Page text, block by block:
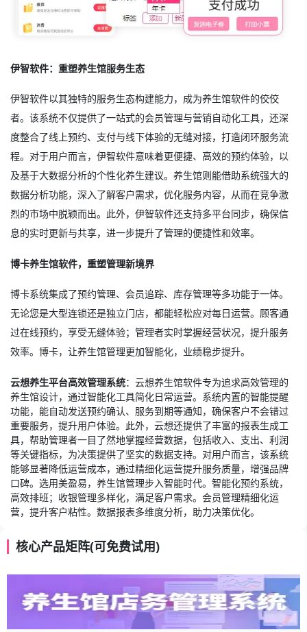
伊智软件：重塑养生馆服务生态
伊智软件以其独特的服务生态构建能力，成为养生馆软件的佼佼
者。该系统不仅提供了一站式的会员管理与营销自动化工具，还深
度整合了线上预约、支付与线下体验的无缝对接，打造闭环服务流
程。对于用户而言，伊智软件意味着更便捷、高效的预约体验，以
及基于大数据分析的个性化养生建议。养生馆则能借助系统强大的
数据分析功能，深入了解客户需求，优化服务内容，从而在竞争激
烈的市场中脱颖而出。此外，伊智软件还支持多平台同步，确保信
息的实时更新与共享，进一步提升了管理的便捷性和效率。
博卡养生馆软件，重塑管理新境界
博卡系统集成了预约管理、会员追踪、库存管理等多功能于一体。
无论您是大型连锁还是独立门店，都能轻松应对每日运营。顾客通
过在线预约，享受无缝体验；管理者实时掌握经营状况，提升服务
效率。博卡，让养生馆管理更加智能化，业绩稳步提升。
云想养生平台高效管理系统：云想养生馆软件专为追求高效管理的
养生馆设计，通过智能化工具简化日常运营。系统内置的智能提醒
功能，能自动发送预约确认、服务到期等通知，确保客户不会错过
重要服务，提升用户体验。此外，云想还提供了丰富的报表生成工
具，帮助管理者一目了然地掌握经营数据，包括收入、支出、利润
等关键指标，为决策提供了坚实的数据支持。对用户而言，该系统
能够显著降低运营成本，通过精细化运营提升服务质量，增强品牌
口碑。选用美盈易，养生馆管理步入智能时代。智能化预约系统，
高效排班；收银管理多样化，满足客户需求。会员管理精细化运
营，提升客户粘性。数据报表多维度分析，助力决策优化。
核心产品矩阵(可免费试用)